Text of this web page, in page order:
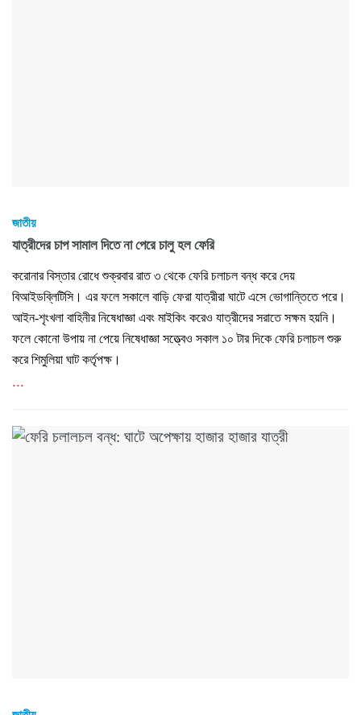
জাতীয়
যাত্রীদের চাপ সামাল দিতে না পেরে চালু হল ফেরি
করোনার বিস্তার রোধে শুক্রবার রাত ৩ থেকে ফেরি চলাচল বন্ধ করে দেয়
বিআইডব্লিটিসি। এর ফলে সকালে বাড়ি ফেরা যাত্রীরা ঘাটে এসে ভোগান্তিতে পরে।
আইন-শৃংখলা বাহিনীর নিষেধাজ্ঞা এবং মাইকিং করেও যাত্রীদের সরাতে সক্ষম হয়নি।
ফলে কোনো উপায় না পেয়ে নিষেধাজ্ঞা সত্ত্বেও সকাল ১০ টার দিকে ফেরি চলাচল শুরু
করে শিমুলিয়া ঘাট কর্তৃপক্ষ।
...